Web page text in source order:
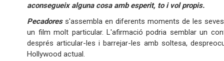
aconsegueix alguna cosa amb esperit, to i vol propis.
Pecadoress'assembla en diferents moments de les
un film molt particular. L'afirmació podria semblar un
després articular-les i barrejar-les amb soltesa,
Hollywood actual.